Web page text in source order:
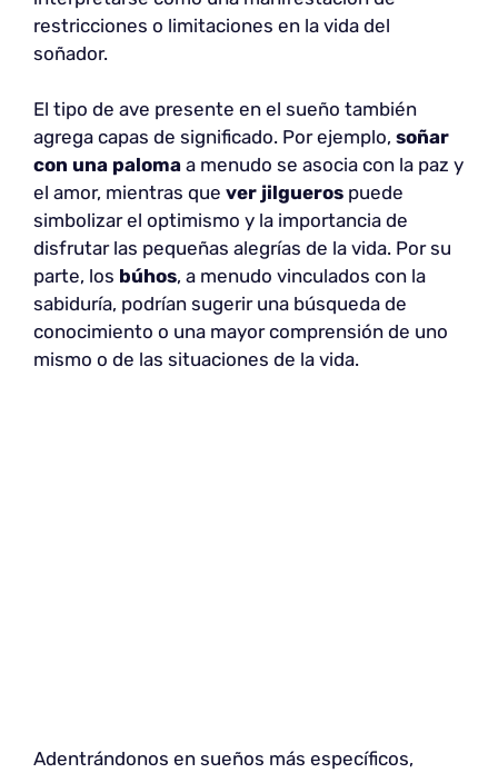
restricciones o limitaciones en la vida del
soñador.
El tipo de ave presente en el sueño también
agrega capas de significado. Por ejemplo, soñar
con una paloma a menudo se asocia con la paz y
el amor, mientras que ver jilgueros puede
simbolizar el optimismo y la importancia de
disfrutar las pequeñas alegrías de la vida. Por su
parte, los búhos, a menudo vinculados con la
sabiduría, podrían sugerir una búsqueda de
conocimiento o una mayor comprensión de uno
mismo o de las situaciones de la vida.
Adentrándonos en sueños más específicos,